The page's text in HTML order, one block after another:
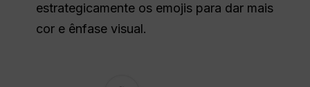
estrategicamente os emojis para dar mais
cor e ênfase visual.